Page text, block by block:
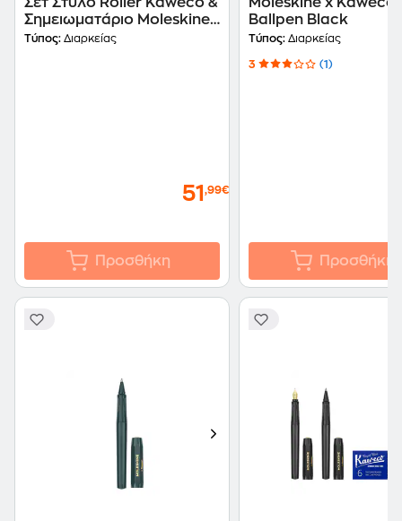
Σημειωματάριο Moleskine
Black
Τύπος: Διαρκείας
51 ,99€
Προσθήκη
Ballpen Black
Τύπος: Διαρκείας
3 (1)
Προσθήκη